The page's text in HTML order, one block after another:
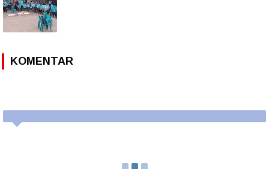
KOMENTAR